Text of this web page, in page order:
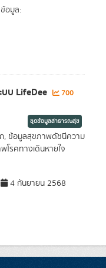
อมูล:
บ LifeDee
700
ชุดข้อมูลสาธารณสุข
, ข้อมูลสุขภาพดัชนีความ
รคทางเดินหายใจ
4 กันยายน 2568